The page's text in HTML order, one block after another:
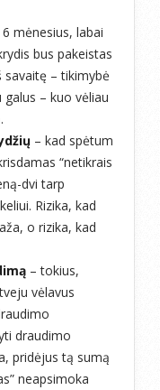
6 mėnesius, labai
bus pakeistas
savaitę – tikimybė
galus – kuo vėliau
– kad spėtum
“netikrais
dvi tarp
Rizika, kad
o rizika, kad
– tokius,
vėlavus
draudimo
pridėjus tą sumą
neapsimoka